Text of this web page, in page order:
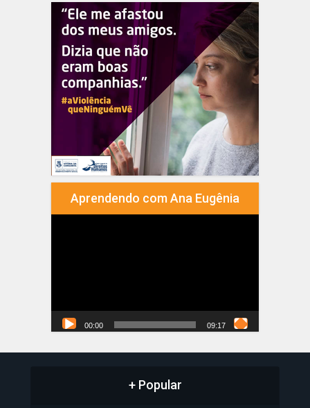
Aprendendo com Ana Eugênia
00:00 09:17
+ Popular